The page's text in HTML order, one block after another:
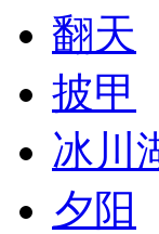
翻天
披甲
冰川
夕阳